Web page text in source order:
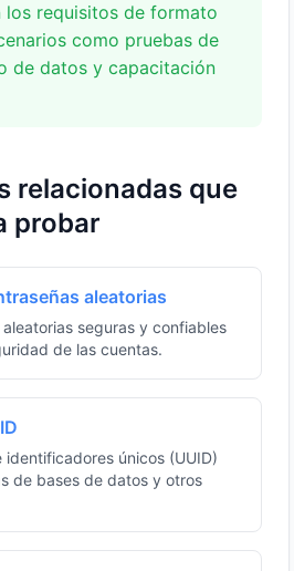
los requisitos de formato
como pruebas de
de datos y capacitación
relacionadas que
probar
aleatorias
seguras y confiables
de las cuentas.
identificadores únicos (UUID)
de bases de datos y otros